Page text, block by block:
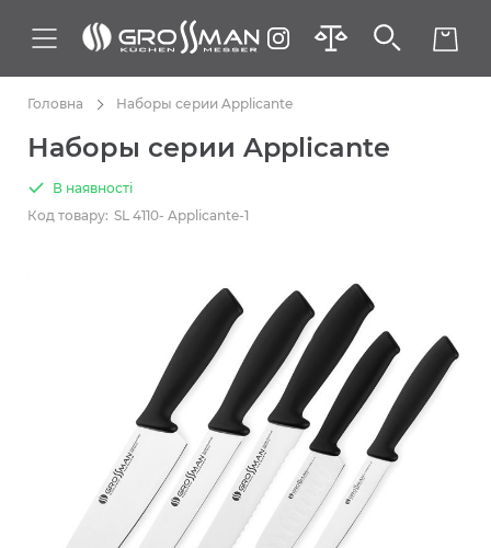
Головна Наборы серии Applicante
Наборы серии Applicante
В наявності
Код товару: SL 4110- Applicante-1